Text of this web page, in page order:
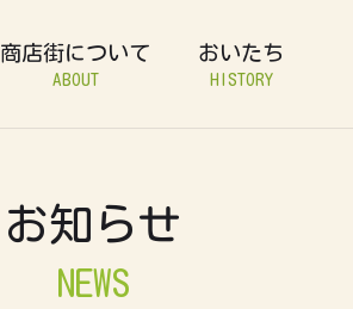
商店街について
ABOUT
おいたち
HISTORY
お知らせ
NEWS